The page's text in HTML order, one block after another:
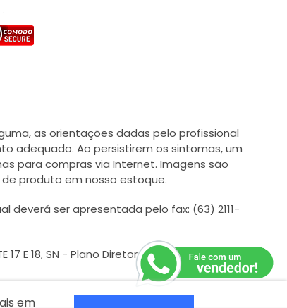
as orientações dadas pelo profissional
adequado. Ao persistirem os sintomas, um
para compras via Internet. Imagens são
produto em nosso estoque.
ser apresentada pelo fax: (63) 2111-
17 E 18, SN - Plano Diretor Sul - CEP: 77024054
em